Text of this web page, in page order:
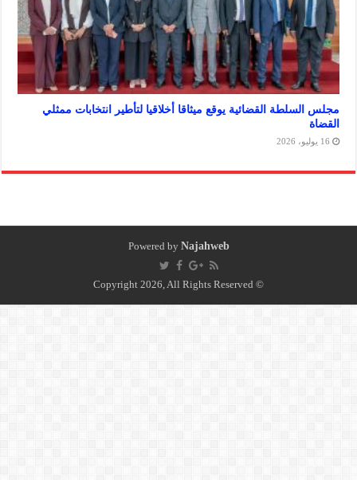
القضائية يوقع ميثاقا أخلاقيا لتأطير انتخابات ممثلي
Powered by